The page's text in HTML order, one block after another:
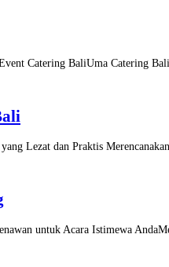
Catering BaliUma Catering
Lezat dan Praktis
untuk Acara Istimewa